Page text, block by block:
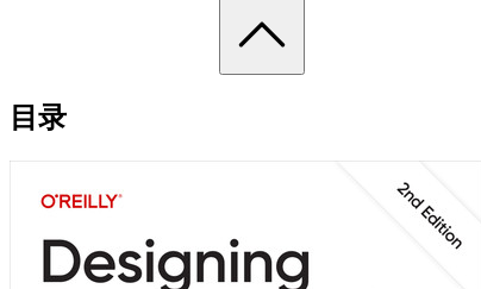
目录